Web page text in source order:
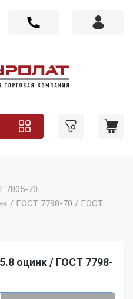
7805-70
/ ГОСТ 7798-70 / ГОСТ
оцинк / ГОСТ 7798-